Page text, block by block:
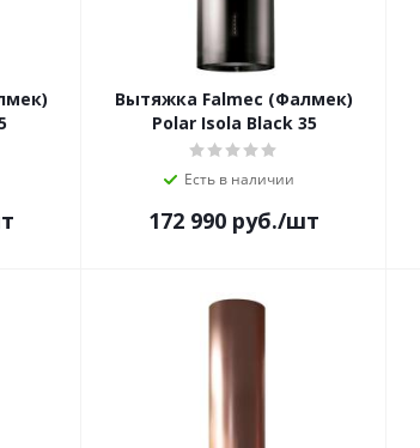
Вытяжка Falmec (Фалмек)
Polar Isola Black 35
Есть в наличии
172 990 руб./шт